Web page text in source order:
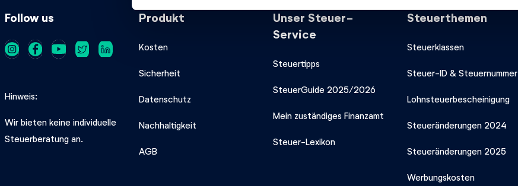
g
Follow us
Hinweis
Wir bieten keine individuelle
Steuerberatung an.
Produkt
Kosten
Sicherheit
Datenschutz
Nachhaltigkeit
AGB
Unser Steuer-
Service
Steuertipps
SteuerGuide 2025/2026
Mein zuständiges Finanzamt
Steuer-Lexikon
Steuerthemen
Steuerklassen
Steuer-ID & Steuernummer
Lohnsteuerbescheinigung
Steueränderungen 2024
Steueränderungen 2025
Werbungskosten